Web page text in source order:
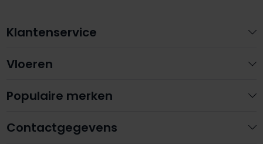
Contactgegevens
Klantenservice
Vloeren
Populaire merken